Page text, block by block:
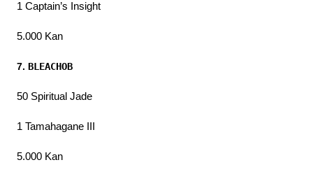
1 Captain’s Insight
5.000 Kan
7. BLEACHOB
50 Spiritual Jade
1 Tamahagane III
5.000 Kan